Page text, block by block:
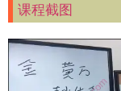
课程截图